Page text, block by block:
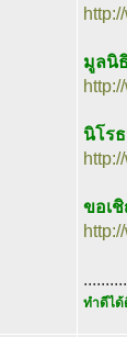
มูลนิ
นิโร
ขอเ
ทำดีได้